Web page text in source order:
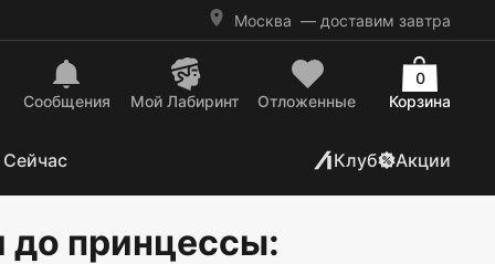
Москва — доставим завтра
Сообщения Mой Лабиринт Отложенные Корзина
0
Клуб Акции
до принцессы: